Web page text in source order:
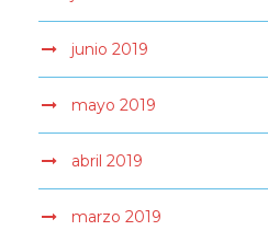
junio 2019
mayo 2019
abril 2019
marzo 2019